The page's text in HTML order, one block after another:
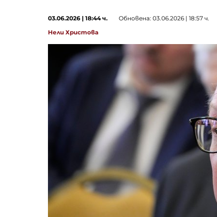
03.06.2026 | 18:44 ч.
Обновена: 03.06.2026 | 18:57 ч.
Нели Христова